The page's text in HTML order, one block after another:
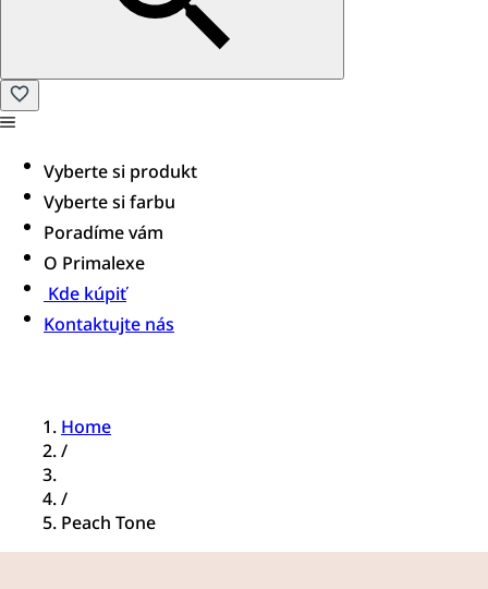
Vyberte si produkt
Vyberte si farbu
Poradíme vám
O Primalexe
Kde kúpiť
Kontaktujte nás
Home
/
/
Peach Tone